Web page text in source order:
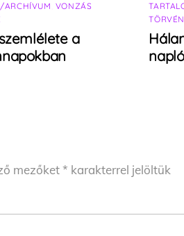
ARCHÍVUM VONZÁS
a
mezőket* karakterrel jelöltük